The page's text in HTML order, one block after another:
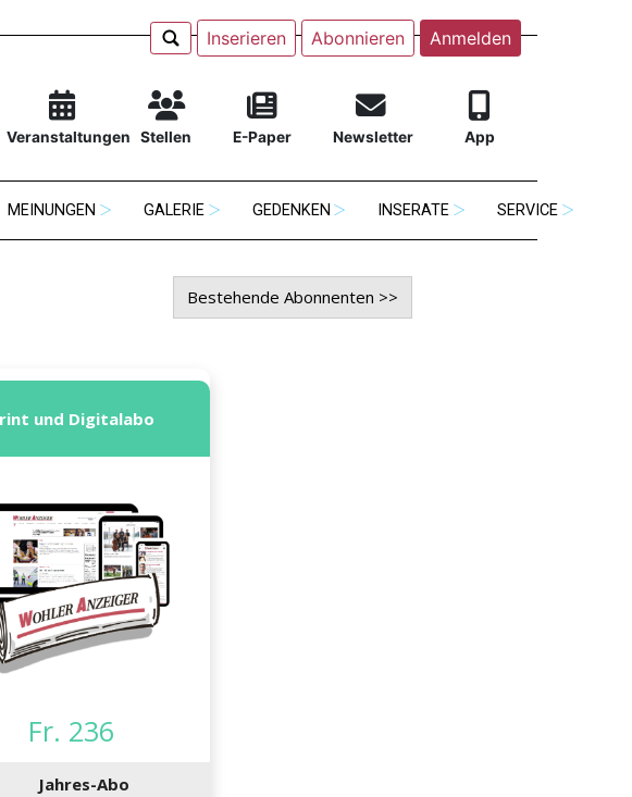
Inserieren Abonnieren Anmelden
Veranstaltungen Stellen E-Paper Newsletter App
MEINUNGEN GALERIE GEDENKEN INSERATE SERVICE